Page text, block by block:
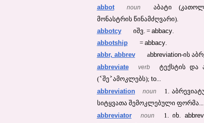
abbot noun
აბატი
მონასტრის წინამძღვარი).
abbotcy იშვ. = abbacy.
abbotship = abbacy.
abbr, abbrev abbreviation-ის
abbreviate verb
ტექსტის და
(˂შე˃ამოკლებს); to...
abbreviation noun
1.
სიტყვათა შემოკლებული ფორმა...
abbreviator noun 1. იხ.